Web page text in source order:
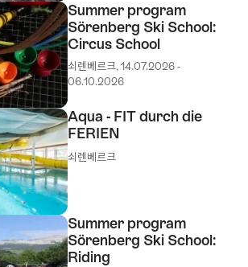
Summer program
Sörenberg Ski School:
Circus School
쇠렌베르크, 14.07.2026 -
06.10.2026
Aqua - FIT durch die
FERIEN
쇠렌베르크
Summer program
Sörenberg Ski School:
Riding